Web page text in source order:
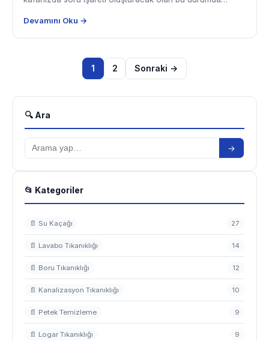
Devamını Oku →
1 2 Sonraki →
🔍 Ara
→
📂 Kategoriler
📄 Su Kaçağı 27
📄 Lavabo Tıkanıklığı 14
📄 Boru Tıkanıklığı 12
📄 Kanalizasyon Tıkanıklığı 10
📄 Petek Temizleme 9
📄 Logar Tıkanıklığı 9